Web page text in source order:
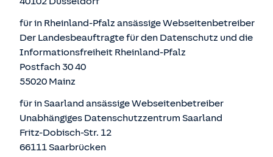
für in Rheinland-Pfalz ansässige Webseitenbetreiber
Der Landesbeauftragte für den Datenschutz und die
Informationsfreiheit Rheinland-Pfalz
Postfach 30 40
55020 Mainz
für in Saarland ansässige Webseitenbetreiber
Unabhängiges Datenschutzzentrum Saarland
Fritz-Dobisch-Str. 12
66111 Saarbrücken